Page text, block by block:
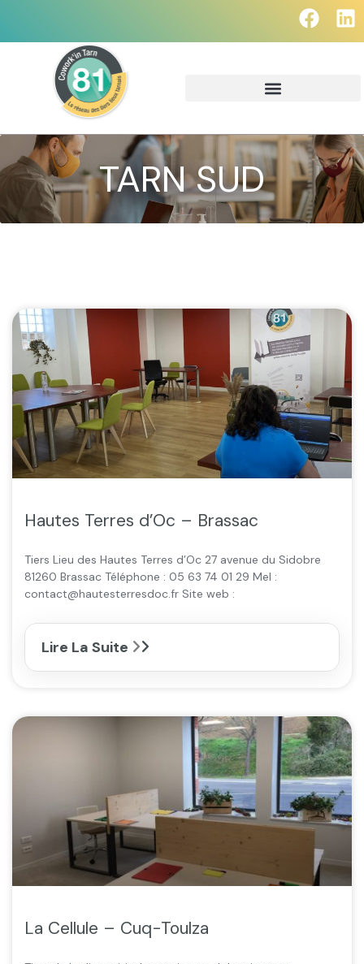
TARN SUD
Hautes Terres d’Oc – Brassac
Tiers Lieu des Hautes Terres d’Oc 27 avenue du Sidobre
81260 Brassac Téléphone : 05 63 74 01 29 Mel :
contact@hautesterresdoc.fr Site web :
Lire La Suite
La Cellule – Cuq-Toulza